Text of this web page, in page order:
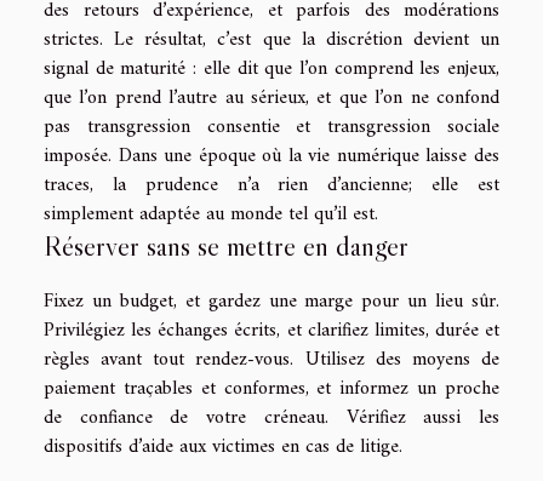
des retours d’expérience, et parfois des modérations
strictes. Le résultat, c’est que la discrétion devient un
signal de maturité : elle dit que l’on comprend les enjeux,
que l’on prend l’autre au sérieux, et que l’on ne confond
pas transgression consentie et transgression sociale
imposée. Dans une époque où la vie numérique laisse des
traces, la prudence n’a rien d’ancienne; elle est
simplement adaptée au monde tel qu’il est.
Réserver sans se mettre en danger
Fixez un budget, et gardez une marge pour un lieu sûr.
Privilégiez les échanges écrits, et clarifiez limites, durée et
règles avant tout rendez-vous. Utilisez des moyens de
paiement traçables et conformes, et informez un proche
de confiance de votre créneau. Vérifiez aussi les
dispositifs d’aide aux victimes en cas de litige.